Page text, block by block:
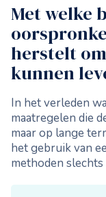
Met welke
herstelt
kunnen
In het verleden
maatregelen die
maar op lange
het gebruik van
methoden